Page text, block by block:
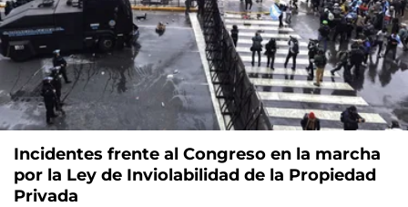
Incidentes frente al Congreso en la marcha
por la Ley de Inviolabilidad de la Propiedad
Privada